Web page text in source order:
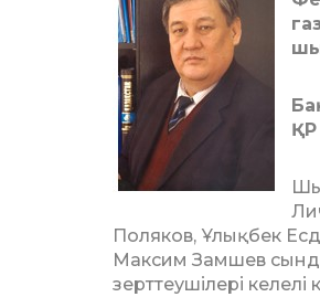
ҚР
Поляков, Ұлықбек
Максим Замшев
зерттеушілері